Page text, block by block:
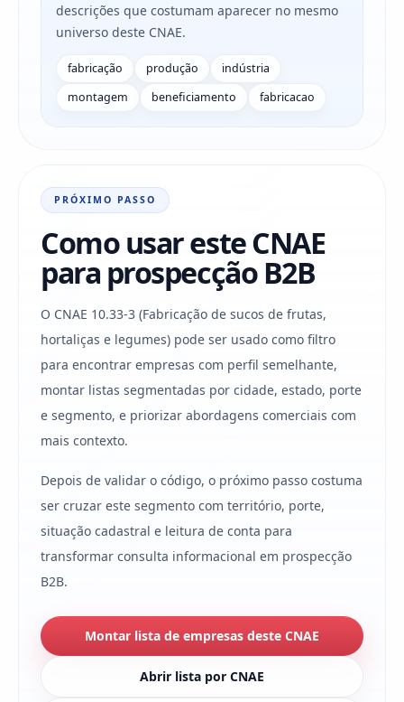
descrições que costumam aparecer no mesmo
universo deste CNAE.
fabricação produção
indústria
montagem
beneficiamento fabricacao
PRÓXIMO PASSO
Como usar este CNAE
para prospecção B2B
O CNAE 10.33-3 (Fabricação de sucos de frutas,
hortaliças e legumes) pode ser usado como filtro
para encontrar empresas com perfil semelhante,
montar listas segmentadas por cidade, estado, porte
e segmento, e priorizar abordagens comerciais com
mais contexto.
Depois de validar o código, o próximo passo costuma
ser cruzar este segmento com território, porte,
situação cadastral e leitura de conta para
transformar consulta informacional em prospecção
B2B.
Montar lista de empresas deste CNAE
Abrir lista por CNAE